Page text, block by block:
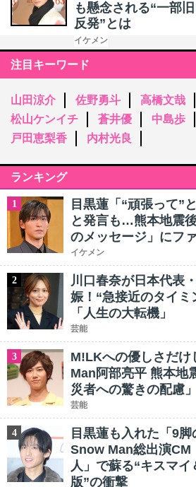
も懸念される“一部
反発”とは
イケメン
注目キーワード
山田涼介 佐野勇斗 高橋文哉
松山ケンイチ
蒼井優 中島歩
戸田恵梨香
内村光良
ランキング
1
目黒蓮「“頑張って”
と発言も…熊本地震
のメッセージ」にフ
イケメン
2
川口春奈が日本代表
娠！“急接近のタイミ
「人生の大転機」
芸能
3
M!LKへの優しさだ
Man阿部亮平 熊本地
災者への驚きの配慮
芸能
4
目黒蓮も入れた「9脚
Snow Man総出演CM
人」で蘇る“キスマ
版”の衝撃